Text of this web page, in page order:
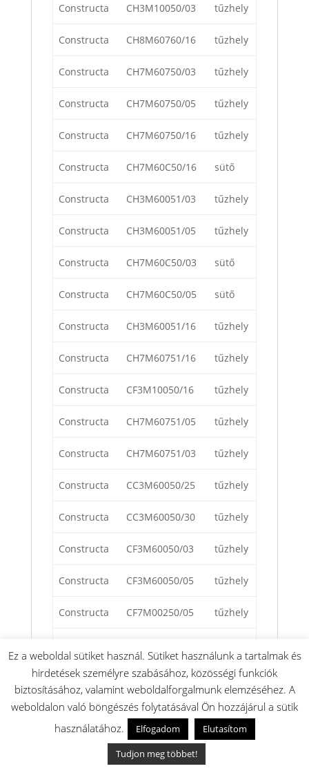
Constructa CH3M10050/03 tűzhely
Constructa CH8M60760/16 tűzhely
Constructa CH7M60750/03 tűzhely
Constructa CH7M60750/05 tűzhely
Constructa CH7M60750/16 tűzhely
Constructa CH7M60C50/16 sütő
Constructa CH3M60051/03 tűzhely
Constructa CH3M60051/05 tűzhely
Constructa CH7M60C50/03 sütő
Constructa CH7M60C50/05 sütő
Constructa CH3M60051/16 tűzhely
Constructa CH7M60751/16 tűzhely
Constructa CF3M10050/16 tűzhely
Constructa CH7M60751/05 tűzhely
Constructa CH7M60751/03 tűzhely
Constructa CC3M60050/25 tűzhely
Constructa CC3M60050/30 tűzhely
Constructa CF3M60050/03 tűzhely
Constructa CF3M60050/05 tűzhely
Constructa CF7M00250/05 tűzhely
Constructa CC4M60060/30 tűzhely
Constructa CF3M60050/16 tűzhely
CF3M10050/05 tűzhely
Ez a weboldal sütiket használ. Sütiket használunk a tartalmak és
hirdetések személyre szabásához, közösségi funkciók
biztosításához, valamint weboldalforgalmunk elemzéséhez. A
weboldalon való böngészés folytatásával Ön hozzájárul a sütik
használatához.
Elfogadom
Elutasítom
Tudjon meg többet!